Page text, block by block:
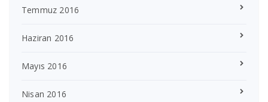
Temmuz 2016
Haziran 2016
Mayıs 2016
Nisan 2016